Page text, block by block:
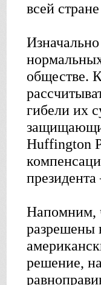
всей
обществе.
гибели их
Huffington
Напомним,
разрешены
решение,